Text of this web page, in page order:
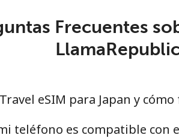
Frecuentes
eSIM para Japan y
teléfono es compatible con